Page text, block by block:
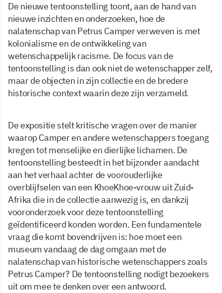
De nieuwe tentoonstelling toont, aan de hand van
nieuwe inzichten en onderzoeken, hoe de
nalatenschap van Petrus Camper verweven is met
kolonialisme en de ontwikkeling van
wetenschappelijk racisme. De focus van de
tentoonstelling is dan ook niet de wetenschapper zelf,
maar de objecten in zijn collectie en de bredere
historische context waarin deze zijn verzameld.
De expositie stelt kritische vragen over de manier
waarop Camper en andere wetenschappers toegang
kregen tot menselijke en dierlijke lichamen. De
tentoonstelling besteedt in het bijzonder aandacht
aan het verhaal achter de voorouderlijke
overblijfselen van een KhoeKhoe-vrouw uit Zuid-
Afrika die in de collectie aanwezig is, en dankzij
vooronderzoek voor deze tentoonstelling
geïdentificeerd konden worden. Een fundamentele
vraag die komt bovendrijven is: hoe moet een
museum vandaag de dag omgaan met de
nalatenschap van historische wetenschappers zoals
Petrus Camper? De tentoonstelling nodigt bezoekers
uit om mee te denken over een antwoord.